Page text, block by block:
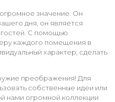
значение. Он
дня, он является
гостей. С помощью
каждого помещения в
характер, сделать
преображения! Для
собственные идеи или
нами огромной коллекции